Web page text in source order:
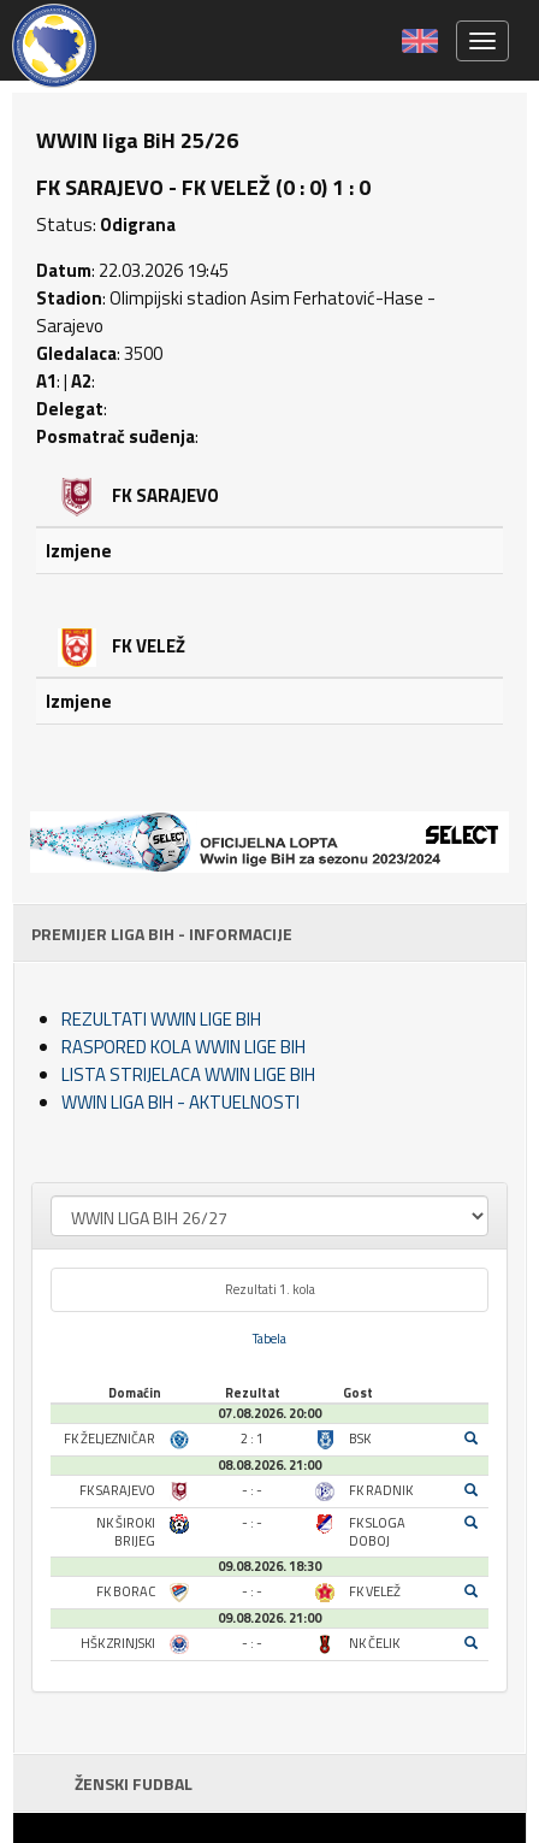
WWIN liga BiH 25/26
FK SARAJEVO - FK VELEŽ (0 : 0) 1 : 0
Status: Odigrana
Datum: 22.03.2026 19:45
Stadion: Olimpijski stadion Asim Ferhatović-Hase -
Sarajevo
Gledalaca: 3500
A1: |A2:
Delegat:
Posmatrač suđenja:
FK SARAJEVO
Izmjene
FK VELEŽ
Izmjene
PREMIJER LIGA BIH - INFORMACIJE
REZULTATI WWIN LIGE BIH
RASPORED KOLA WWIN LIGE BIH
LISTA STRIJELACA WWIN LIGE BIH
WWIN LIGA BIH - AKTUELNOSTI
Rezultati 1. kola
Tabela
Domaćin Rezultat
Gost
07.08.2026. 20:00
FK ŽELJEZNIČAR
2 : 1
BSK
08.08.2026. 21:00
FK SARAJEVO
- : -
FK RADNIK
NK ŠIROKI
BRIJEG
- : -
FK SLOGA
DOBOJ
09.08.2026. 18:30
FK BORAC
- : -
FK VELEŽ
09.08.2026. 21:00
HŠK ZRINJSKI
- : - NK ČELIK
ŽENSKI FUDBAL